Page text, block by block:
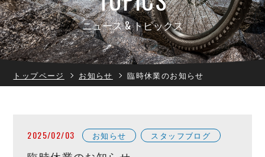
ニュース & トピックス
トップページ お知らせ 臨時休業のお知らせ
2025/02/03 お知らせ スタッフブログ